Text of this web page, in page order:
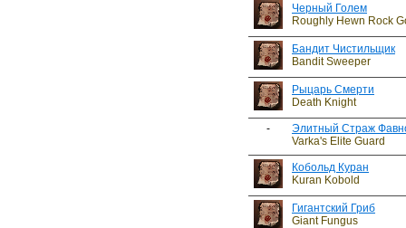
Черный Голем
Roughly Hewn Rock
Бандит Чистильщик
Bandit Sweeper
Рыцарь Смерти
Death Knight
-
Элитный Страж
Varka's Elite Guard
Кобольд Куран
Kuran Kobold
Гигантский Гриб
Giant Fungus